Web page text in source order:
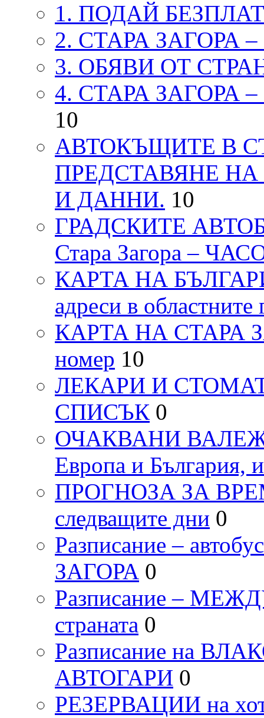
1. ПОДАЙ
2. СТАРА ЗАГОРА
3. ОБЯВИ ОТ
4. СТАРА ЗАГОРА
10
АВТОКЪЩИТЕ В
ПРЕДСТАВЯНЕ
И ДАННИ. 10
ГРАДСКИТЕ
Стара Загора –
КАРТА НА
адреси в областните
КАРТА НА СТАРА
номер 10
ЛЕКАРИ И
СПИСЪК 0
ОЧАКВАНИ ВАЛЕЖИ
Европа и България,
ПРОГНОЗА ЗА
следващите дни 0
Разписание –
ЗАГОРА 0
Разписание –
страната 0
Разписание на
АВТОГАРИ 0
РЕЗЕРВАЦИИ на